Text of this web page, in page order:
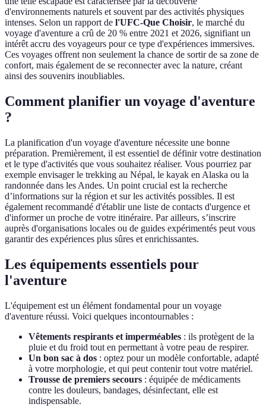
d'environnements naturels et souvent par des activités physiques
intenses. Selon un rapport de l'UFC-Que Choisir, le marché du
voyage d'aventure a crû de 20 % entre 2021 et 2026, signifiant un
intérêt accru des voyageurs pour ce type d'expériences immersives.
Ces voyages offrent non seulement la chance de sortir de sa zone de
confort, mais également de se reconnecter avec la nature, créant
ainsi des souvenirs inoubliables.
Comment planifier un voyage d'aventure
?
La planification d'un voyage d'aventure nécessite une bonne
préparation. Premièrement, il est essentiel de définir votre destination
et le type d'activités que vous souhaitez réaliser. Vous pourriez par
exemple envisager le trekking au Népal, le kayak en Alaska ou la
randonnée dans les Andes. Un point crucial est la recherche
d’informations sur la région et sur les activités possibles. Il est
également recommandé d'établir une liste de contacts d'urgence et
d'informer un proche de votre itinéraire. Par ailleurs, s’inscrire
auprès d'organisations locales ou de guides expérimentés peut vous
garantir des expériences plus sûres et enrichissantes.
Les équipements essentiels pour
l'aventure
L'équipement est un élément fondamental pour un voyage
d'aventure réussi. Voici quelques incontournables :
Vêtements respirants et imperméables : ils protègent de la
pluie et du froid tout en permettant à votre peau de respirer.
Un bon sac à dos : optez pour un modèle confortable, adapté
à votre morphologie, et qui peut contenir tout votre matériel.
Trousse de premiers secours : équipée de médicaments
contre les douleurs, bandages, désinfectant, elle est
indispensable.